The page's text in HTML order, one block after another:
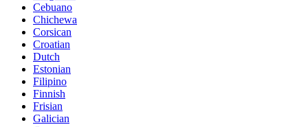
Cebuano
Chichewa
Corsican
Croatian
Dutch
Estonian
Filipino
Finnish
Frisian
Galician